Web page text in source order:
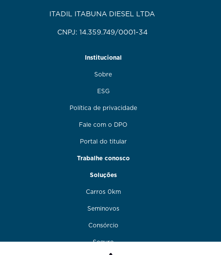
ITADIL ITABUNA DIESEL LTDA
CNPJ: 14.359.749/0001-34
Institucional
Sobre
ESG
Política de privacidade
Fale com o DPO
Portal do titular
Trabalhe conosco
Soluções
Carros 0km
Seminovos
Consórcio
Seguro